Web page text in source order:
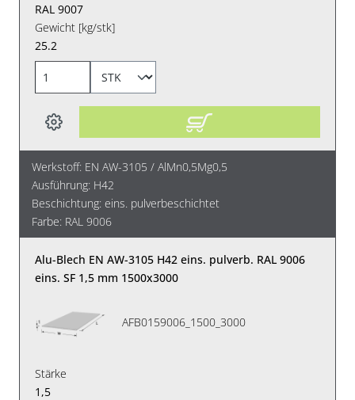
RAL 9007
Gewicht [kg/stk]
25.2
Werkstoff: EN AW-3105 / AlMn0,5Mg0,5
Ausführung: H42
Beschichtung: eins. pulverbeschichtet
Farbe: RAL 9006
Alu-Blech EN AW-3105 H42 eins. pulverb. RAL 9006
eins. SF 1,5 mm 1500x3000
AFB0159006_1500_3000
Stärke
1,5